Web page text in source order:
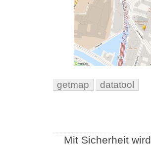
getmap datatool
Mit Sicherheit wird